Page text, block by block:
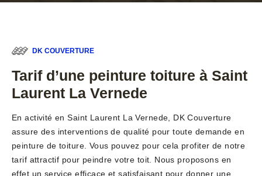
DK COUVERTURE
Tarif d’une peinture toiture à Saint
Laurent La Vernede
En activité en Saint Laurent La Vernede, DK Couverture
assure des interventions de qualité pour toute demande en
peinture de toiture. Vous pouvez pour cela profiter de notre
tarif attractif pour peindre votre toit. Nous proposons en
effet un service efficace et satisfaisant pour donner une